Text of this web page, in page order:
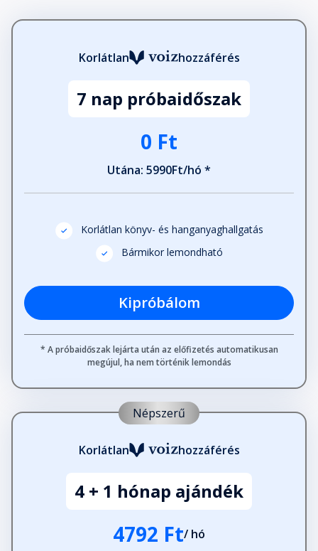
Korlátlan hozzáférés
7 nap próbaidőszak
0 Ft
Utána: 5990Ft/hó *
Korlátlan könyv- és hanganyaghallgatás
Bármikor lemondható
Kipróbálom
* A próbaidőszak lejárta után az előfizetés automatikusan
megújul, ha nem történik lemondás
Népszerű
Korlátlan hozzáférés
4 + 1 hónap ajándék
4792 Ft/ hó